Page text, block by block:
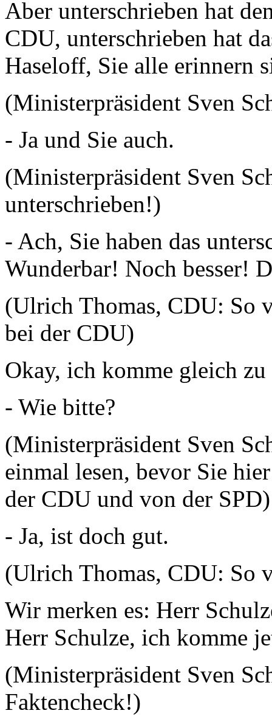
Aber unterschrieben hat
CDU, unterschrieben hat
Haseloff, Sie alle erinnern
(Ministerpräsident Sven
- Ja und Sie auch.
(Ministerpräsident Sven
unterschrieben!)
- Ach, Sie haben das
Wunderbar! Noch
(Ulrich Thomas, CDU: So
bei der CDU)
Okay, ich komme gleich
- Wie bitte?
(Ministerpräsident Sven
einmal lesen, bevor Sie
der CDU und von der SPD)
- Ja, ist doch gut.
(Ulrich Thomas, CDU: So
Wir merken es: Herr
Herr Schulze, ich komme
(Ministerpräsident Sven
Faktencheck!)